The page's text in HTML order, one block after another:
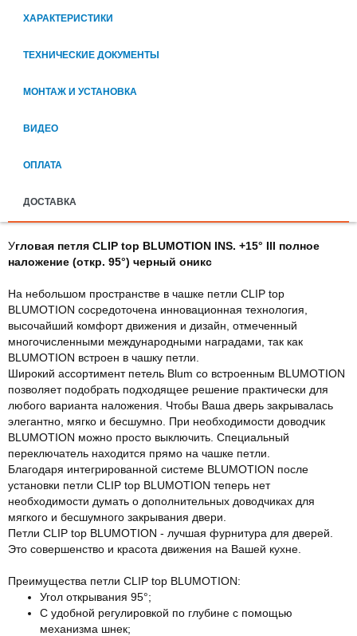
ХАРАКТЕРИСТИКИ
ТЕХНИЧЕСКИЕ ДОКУМЕНТЫ
МОНТАЖ И УСТАНОВКА
ВИДЕО
ОПЛАТА
ДОСТАВКА
Угловая петля CLIP top BLUMOTION INS. +15° III полное
наложение (откр. 95°) черный оникс
На небольшом пространстве в чашке петли CLIP top
BLUMOTION сосредоточена инновационная технология,
высочайший комфорт движения и дизайн, отмеченный
многочисленными международными наградами, так как
BLUMOTION встроен в чашку петли.
Широкий ассортимент петель Blum со встроенным BLUMOTION
позволяет подобрать подходящее решение практически для
любого варианта наложения. Чтобы Ваша дверь закрывалась
элегантно, мягко и бесшумно. При необходимости доводчик
BLUMOTION можно просто выключить. Специальный
переключатель находится прямо на чашке петли.
Благодаря интегрированной системе BLUMOTION после
установки петли CLIP top BLUMOTION теперь нет
необходимости думать о дополнительных доводчиках для
мягкого и бесшумного закрывания двери.
Петли CLIP top BLUMOTION - лучшая фурнитура для дверей.
Это совершенство и красота движения на Вашей кухне.
Преимущества петли CLIP top BLUMOTION:
Угол открывания 95°;
С удобной регулировкой по глубине с помощью
механизма шнек;